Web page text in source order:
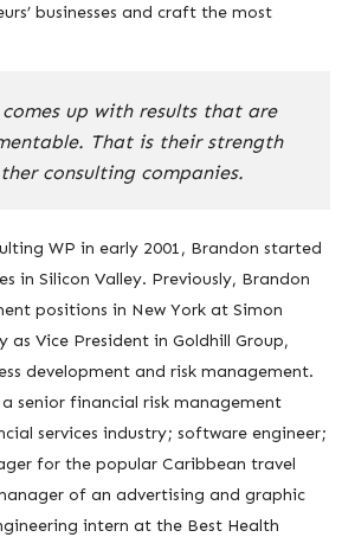
businesses and craft the most
comes up with results that are
That is their strength
consulting companies.
WP in early 2001, Brandon started
in Silicon Valley. Previously, Brandon
positions in New York at Simon
as Vice President in Goldhill Group,
development and risk management.
a senior financial risk management
services industry; software engineer;
for the popular Caribbean travel
of an advertising and graphic
intern at the Best Health